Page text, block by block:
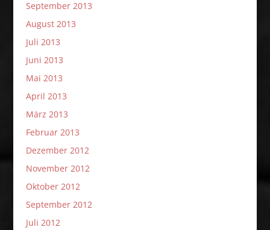
September 2013
August 2013
Juli 2013
Juni 2013
Mai 2013
April 2013
März 2013
Februar 2013
Dezember 2012
November 2012
Oktober 2012
September 2012
Juli 2012